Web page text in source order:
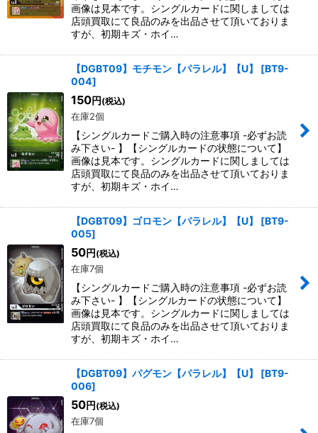
画像は見本です。シングルカードに関しましては
店頭買取にて良品のみを出品させて頂いておりま
すが、初期キズ・ホイ…
【DGBT09】モチモン【パラレル】【U】 [BT9-
004]
150円 (税込)
在庫2個
【シングルカードご購入時の注意事項 -必ずお読
み下さい- 】【シングルカードの状態について】
画像は見本です。シングルカードに関しましては
店頭買取にて良品のみを出品させて頂いておりま
すが、初期キズ・ホイ…
【DGBT09】ゴロモン【パラレル】【U】 [BT9-
005]
50円 (税込)
在庫7個
【シングルカードご購入時の注意事項 -必ずお読
み下さい- 】【シングルカードの状態について】
画像は見本です。シングルカードに関しましては
店頭買取にて良品のみを出品させて頂いておりま
すが、初期キズ・ホイ…
【DGBT09】パグモン【パラレル】【U】 [BT9-
006]
50円 (税込)
在庫7個